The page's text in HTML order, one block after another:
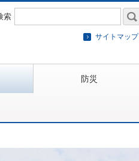
索
サイトマップ
防災